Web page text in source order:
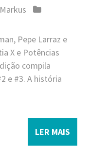
Markus
Pepe Larraz e
X e Potências
compila
e #3. A história
LER MAIS